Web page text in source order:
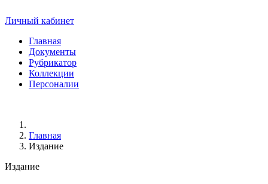
Личный кабинет
Главная
Документы
Рубрикатор
Коллекции
Персоналии
Главная
Издание
Издание